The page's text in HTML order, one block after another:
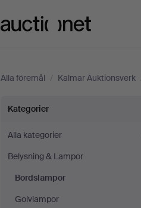
Alla föremål / Kalmar Auktionsverk
Bordslampor
på
Kalmar
Auktionsverk
Kategorier
Alla kategorier
Belysning & Lampor
Bordslampor
Golvlampor